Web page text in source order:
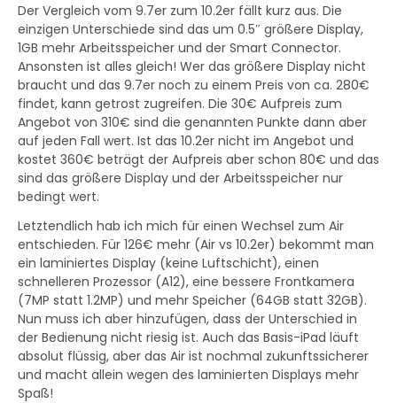
Der Vergleich vom 9.7er zum 10.2er fällt kurz aus. Die
einzigen Unterschiede sind das um 0.5″ größere Display,
1GB mehr Arbeitsspeicher und der Smart Connector.
Ansonsten ist alles gleich! Wer das größere Display nicht
braucht und das 9.7er noch zu einem Preis von ca. 280€
findet, kann getrost zugreifen. Die 30€ Aufpreis zum
Angebot von 310€ sind die genannten Punkte dann aber
auf jeden Fall wert. Ist das 10.2er nicht im Angebot und
kostet 360€ beträgt der Aufpreis aber schon 80€ und das
sind das größere Display und der Arbeitsspeicher nur
bedingt wert.
Letztendlich hab ich mich für einen Wechsel zum Air
entschieden. Für 126€ mehr (Air vs 10.2er) bekommt man
ein laminiertes Display (keine Luftschicht), einen
schnelleren Prozessor (A12), eine bessere Frontkamera
(7MP statt 1.2MP) und mehr Speicher (64GB statt 32GB).
Nun muss ich aber hinzufügen, dass der Unterschied in
der Bedienung nicht riesig ist. Auch das Basis-iPad läuft
absolut flüssig, aber das Air ist nochmal zukunftssicherer
und macht allein wegen des laminierten Displays mehr
Spaß!